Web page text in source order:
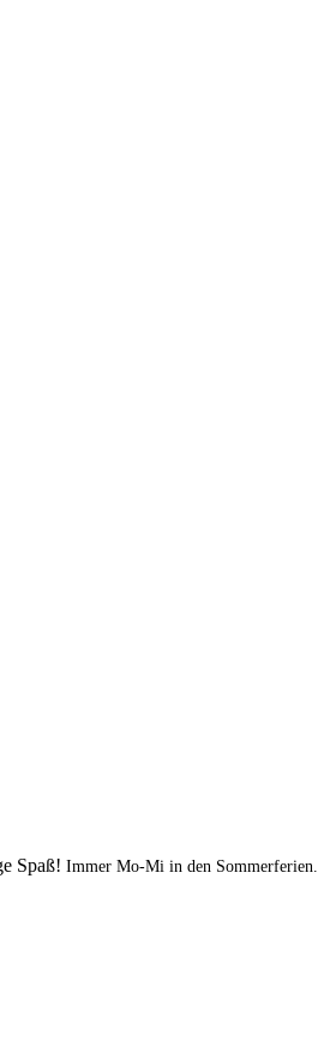
Spaß! Immer Mo-Mi in den Sommerferien.